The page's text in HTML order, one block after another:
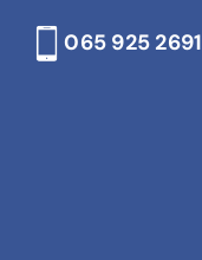
065 925 2691